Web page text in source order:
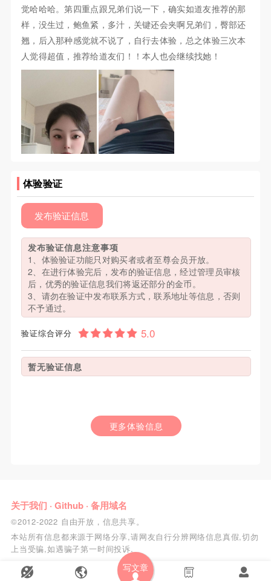
写文章
觉哈哈哈。第四重点跟兄弟们说一下，确实如道友推荐的那
样，没生过，鲍鱼紧，多汁，关键还会夹啊兄弟们，臀部还
翘，后入那种感觉就不说了，自行去体验，总之体验三次本
人觉得超值，推荐给道友们！！本人也会继续找她！
体验验证
发布验证信息
发布验证信息注意事项
1、体验验证功能只对购买者或者至尊会员开放。
2、在进行体验完后，发布的验证信息，经过管理员审核
后，优秀的验证信息我们将返还部分的金币。
3、请勿在验证中发布联系方式，联系地址等信息，否则
不予通过。
验证综合评分
暂无验证信息
更多体验信息
关于我们 · Github· 备用域名
©2012-2022 自由开放，信息共享。
本站所有信息都来源于网络分享,请网友自行分辨网络信息真假,切勿
上当受骗,如遇骗子第一时间投诉.